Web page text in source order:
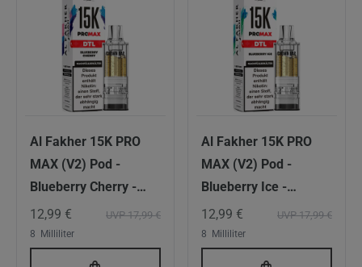
Al Fakher 15K PRO
MAX (V2) Pod -
Blueberry Cherry -
6mg/ml Nikotingehalt
- DTL
UVP 17,99 €
12,99 €
8 Milliliter
Al Fakher 15K PRO
MAX (V2) Pod -
Blueberry Ice -
6mg/ml Nikotingehalt
- DTL
UVP 17,99 €
12,99 €
8 Milliliter